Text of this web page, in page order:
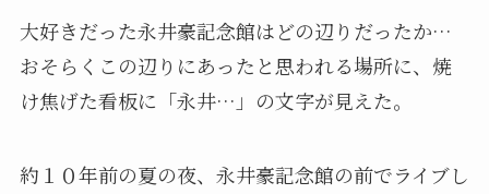
大好きだった永井豪記念館はどの辺りだったか…
おそらくこの辺りにあったと思われる場所に、焼
け焦げた看板に「永井…」の文字が見えた。
約１０年前の夏の夜、永井豪記念館の前でライブし